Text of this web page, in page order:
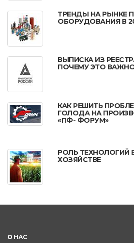
ТРЕНДЫ НА РЫНКЕ
ОБОРУДОВАНИЯ В
ВЫПИСКА ИЗ
ПОЧЕМУ ЭТО
КАК РЕШИТЬ
ГОЛОДА НА
«ПФ- ФОРУМ»
РОЛЬ ТЕХНОЛОГИЙ
ХОЗЯЙСТВЕ
О НАС